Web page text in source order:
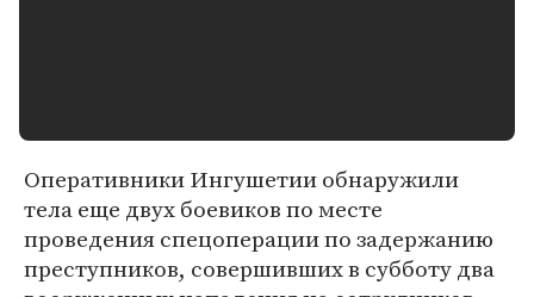
Оперативники Ингушетии обнаружили
тела еще двух боевиков по месте
проведения спецоперации по задержанию
преступников, совершивших в субботу два